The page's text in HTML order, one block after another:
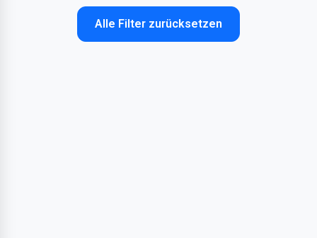
Alle Filter zurücksetzen